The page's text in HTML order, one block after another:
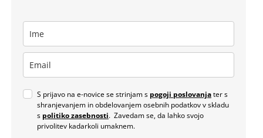
S prijavo na e-novice se strinjam s pogoji poslovanjater s
shranjevanjem in obdelovanjem osebnih podatkov v skladu
s politiko zasebnosti. Zavedam se, da lahko svojo
privolitev kadarkoli umaknem.